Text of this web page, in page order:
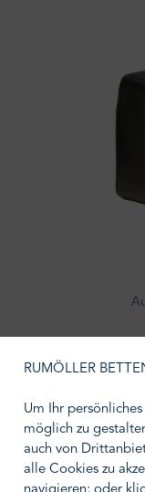
RUMÖLLER
Um Ihr
möglich zu
auch von
alle Cookies zu